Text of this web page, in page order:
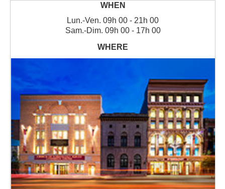
Lun.-Ven. 09h 00 - 21h 00
Sam.-Dim. 09h 00 - 17h 00